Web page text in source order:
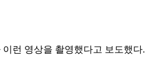
런 영상을 촬영했다고 보도했다.